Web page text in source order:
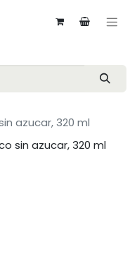
azucar, 320 ml